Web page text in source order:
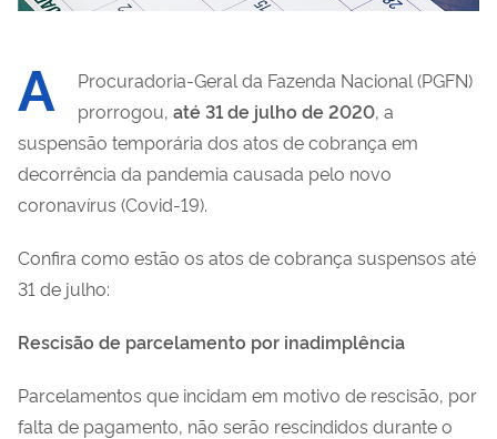
A
Procuradoria-Geral da Fazenda Nacional (PGFN)
prorrogou, até 31 de julho de 2020, a
suspensão temporária dos atos de cobrança em
decorrência da pandemia causada pelo novo
coronavírus (Covid-19).
Confira como estão os atos de cobrança suspensos até
31 de julho:
Rescisão de parcelamento por inadimplência
Parcelamentos que incidam em motivo de rescisão, por
falta de pagamento, não serão rescindidos durante o